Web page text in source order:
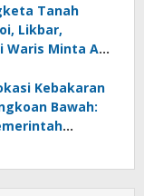
Tanah
Likbar,
Minta APH
Kebakaran
Bawah: